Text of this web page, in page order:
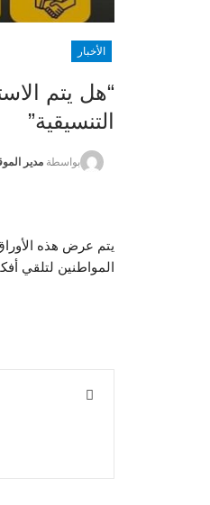
الأخبار
“هل يتم
التنسيقية”
بواسطة مدير
يتم عرض هذه
المواطنين لتلقي